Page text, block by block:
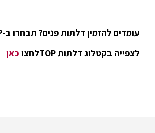
עומדים להזמין דלתות פנים? תבחרו ב-TOP!
לצפייה בקטלוג דלתות TOPלחצו
כאן